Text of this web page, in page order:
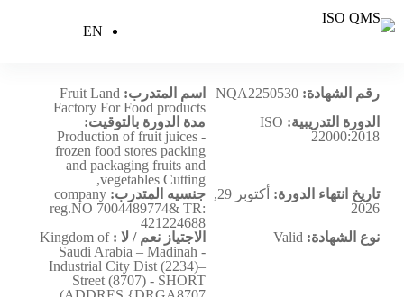
EN
رقم الشهادة: NQA2250530 اسم المتدرب: Fruit Land
Factory For Food products
الدورة التدريبية: ISO
22000:2018
مدة الدورة بالتوقيت:
Production of fruit juices -
frozen food stores packing
and packaging fruits and
vegetables Cutting,
تاريخ انتهاء الدورة:
أكتوبر 29,
2026
جنسيه المتدرب:company
reg.NO 7004489774& TR:
421224688
نوع الشهادة: Valid الاجتياز نعم / لا :Kingdom of
Saudi Arabia – Madinah -
Industrial City Dist (2234)–
Street (8707) - SHORT